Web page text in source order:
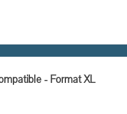
- Format XL